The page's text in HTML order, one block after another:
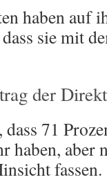
haben auf
sie mit
der
71
haben, aber
fassen.